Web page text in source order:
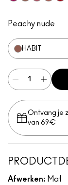
Peachy nude
HABIT
Ontvang je
van 69€
Afwerken: Mat